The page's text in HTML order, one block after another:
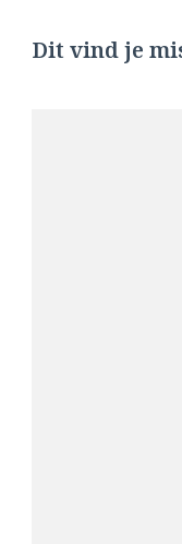
Dit vind je